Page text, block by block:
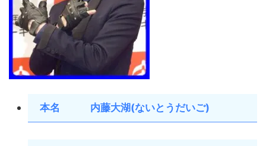
本名 内藤大湖(ないとうだいご)